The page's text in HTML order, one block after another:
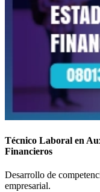
Técnico Laboral en
Financieros
Desarrollo de
empresarial.